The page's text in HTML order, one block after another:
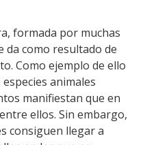
formada por muchas
da como resultado de
Como ejemplo de ello
animales
manifiestan que en
ellos. Sin embargo,
consiguen llegar a